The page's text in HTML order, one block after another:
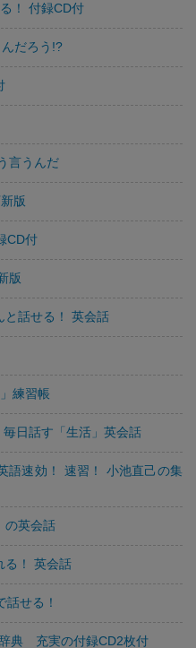
！ 付録CD付
だろう!?
言うんだ
版
CD付
版
話せる！ 英会話
練習帳
日話す「生活」英会話
速効！ 速習！ 小池直己の集
の英会話
！ 英会話
せる！
典 充実の付録CD2枚付